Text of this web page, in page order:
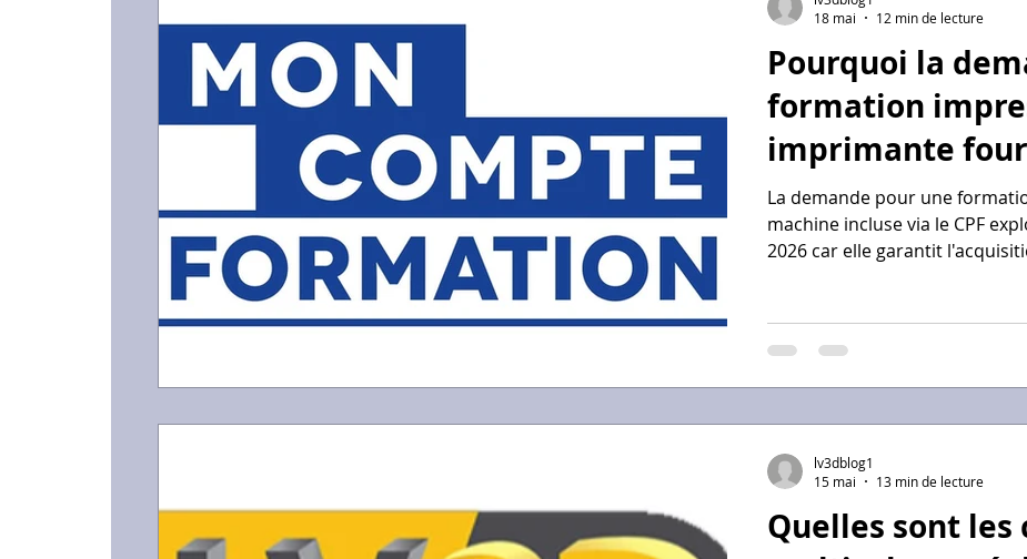
Pourquoi la
formation
imprimante
elle chez les
La demande pour une
machine incluse via le CPF
2026 car elle garantit
certifiés Qualiopi qui ne
mais qui possèdent une
machines de dernière
18 mai
12 min de lecture
Quelles sont les
lv3dblog1
15 mai
13 min de lecture